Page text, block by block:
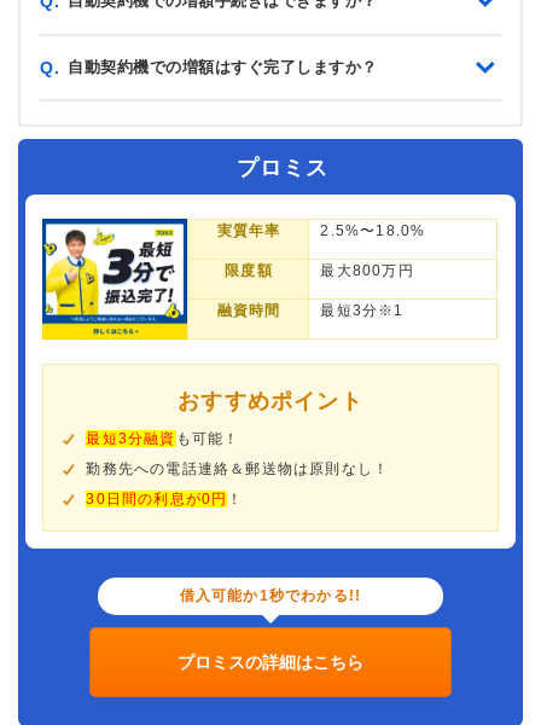
Q. 自動契約機での増額はすぐ完了しますか？
プロミス
実質年率 2.5%〜18.0%
限度額 最大800万円
融資時間 最短3分※1
おすすめポイント
最短3分融資 も可能！
勤務先への電話連絡＆郵送物は原則なし！
30日間の利息が0円 ！
借入可能か1秒でわかる!!
プロミスの詳細はこちら